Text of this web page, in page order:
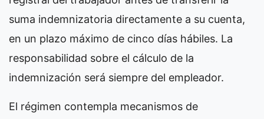
suma indemnizatoria directamente a su cuenta,
en un plazo máximo de cinco días hábiles. La
responsabilidad sobre el cálculo de la
indemnización será siempre del empleador.
El régimen contempla mecanismos de